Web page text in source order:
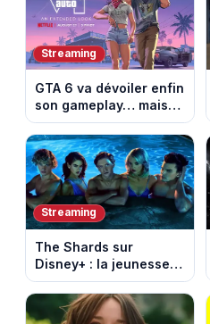
d’amour
Streaming
GTA 6 va dévoiler enfin
son gameplay… mais
d’abord sur Netflix
Streaming
The Shards sur
Disney+ : la jeunesse
dorée de Los Angeles
face à un tueur dans
les années 80